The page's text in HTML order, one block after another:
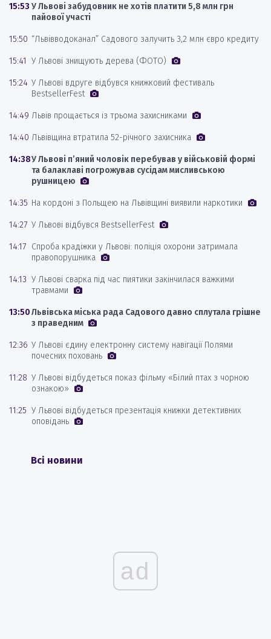
15:53 У Львові забудовник не хотів платити 5,8 млн грн
пайової участі
15:50 “Львівводоканал” Садового залучить 3,2 млн євро кредиту
15:41 У Львові знищують дерева (ФОТО)
15:24 У Львові вдруге відбувся книжковий фестиваль
BestsellerFest
14:49 Львів прощається із трьома захисниками
14:40 Львівщина втратила 52-річного захисника
14:38У Львові п’яний чоловік перебував у військовій формі
та балаклаві погрожував сусідам мисливською
рушницею
14:35 На кордоні з Польщею на Львівщині виявили наркотики
14:27 У Львові відбувся BestsellerFest
14:17 Спроба крадіжки у Львові: поліція охорони затримала
правопорушника
14:13 У Львові сварка під час пиятики закінчилася важкими
травмами
13:50Львівська міська рада Садового давно сплутала грішне
з праведним
12:36 У Львові єдину електронну систему навігації Полями
почесних поховань
11:28 У Львові відбудеться показ фільму «Білий птах з чорною
ознакою»
11:25 У Львові відбудеться презентація книжки детективних
оповідань
Всі новини
ad